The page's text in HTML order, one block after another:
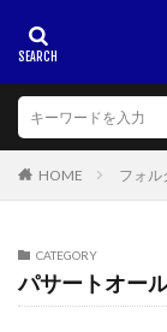
HOME フォル
CATEGORY
パサートオー